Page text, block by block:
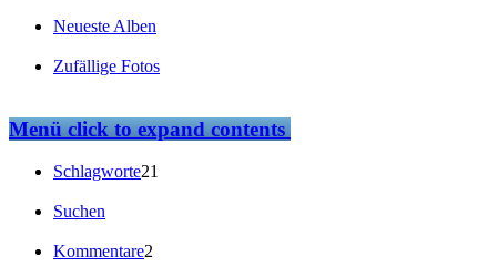
Neueste Alben
Zufällige Fotos
Menüclick to expand contents
Schlagworte21
Suchen
Kommentare2